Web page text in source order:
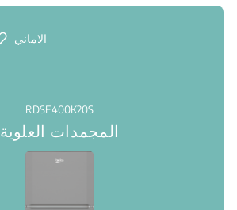
الاماني
RDSE400K20S
المجمدات العلوية